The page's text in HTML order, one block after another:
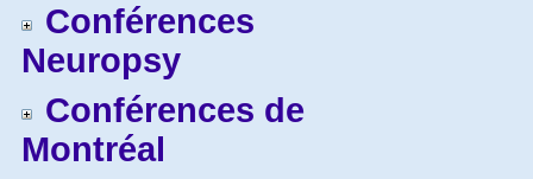
Conférences
Neuropsy
Conférences de
Montréal